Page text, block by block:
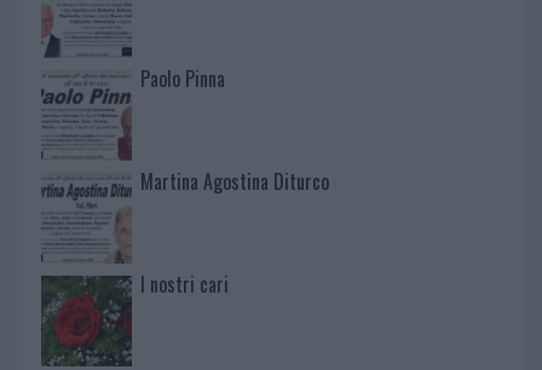
Paolo Pinna
Martina Agostina Diturco
I nostri cari